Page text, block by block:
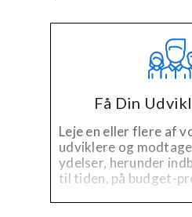
Få Din
Leje en eller flere af
udviklere og
ydelser, herunder
til tiden, på budget-